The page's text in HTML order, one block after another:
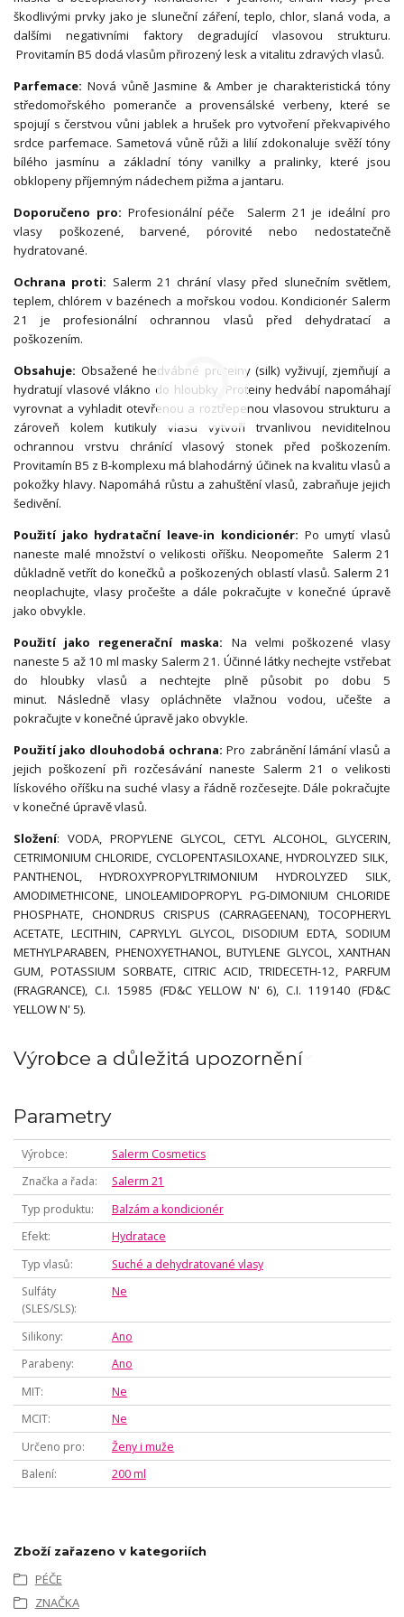
škodlivými prvky jako je sluneční záření, teplo, chlor, slaná voda, a
dalšími negativními faktory degradující vlasovou strukturu.
Provitamín B5 dodá vlasům přirozený lesk a vitalitu zdravých vlasů.
Parfemace: Nová vůně Jasmine & Amber je charakteristická tóny
středomořského pomeranče a provensálské verbeny, které se
spojují s čerstvou vůni jablek a hrušek pro vytvoření překvapivého
srdce parfemace. Sametová vůně růži a lilií zdokonaluje svěží tóny
bílého jasmínu a základní tóny vanilky a pralinky, které jsou
obklopeny příjemným nádechem pižma a jantaru.
Doporučeno pro: Profesionální péče Salerm 21 je ideální pro
vlasy poškozené, barvené, pórovité nebo nedostatečně
hydratované.
Ochrana proti: Salerm 21 chrání vlasy před slunečním světlem,
teplem, chlórem v bazénech a mořskou vodou. Kondicionér Salerm
21 je profesionální ochrannou vlasů před dehydratací a
poškozením.
Obsahuje: Obsažené hedvábné proteiny (silk) vyživují, zjemňují a
hydratují vlasové vlákno do hloubky. Proteiny hedvábí napomáhají
vyrovnat a vyhladit otevřenou a roztřepenou vlasovou strukturu a
zároveň kolem kutikuly vlasu vytvoří trvanlivou neviditelnou
ochrannou vrstvu chránící vlasový stonek před poškozením.
Provitamín B5 z B-komplexu má blahodárný účinek na kvalitu vlasů a
pokožky hlavy. Napomáhá růstu a zahuštění vlasů, zabraňuje jejich
šedivění.
Použití jako hydratační leave-in kondicionér: Po umytí vlasů
naneste malé množství o velikosti oříšku. Neopomeňte Salerm 21
důkladně vetřít do konečků a poškozených oblastí vlasů. Salerm 21
neoplachujte, vlasy pročešte a dále pokračujte v konečné úpravě
jako obvykle.
Použití jako regenerační maska: Na velmi poškozené vlasy
naneste 5 až 10 ml masky Salerm 21. Účinné látky nechejte vstřebat
do hloubky vlasů a nechtejte plně působit po dobu 5
minut. Následně vlasy opláchněte vlažnou vodou, učešte a
pokračujte v konečné úpravě jako obvykle.
Použití jako dlouhodobá ochrana: Pro zabránění lámání vlasů a
jejich poškození při rozčesávání naneste Salerm 21 o velikosti
lískového oříšku na suché vlasy a řádně rozčesejte. Dále pokračujte
v konečné úpravě vlasů.
Složení: VODA, PROPYLENE GLYCOL, CETYL ALCOHOL, GLYCERIN,
CETRIMONIUM CHLORIDE, CYCLOPENTASILOXANE, HYDROLYZED SILK,
PANTHENOL, HYDROXYPROPYLTRIMONIUM HYDROLYZED SILK,
AMODIMETHICONE, LINOLEAMIDOPROPYL PG-DIMONIUM CHLORIDE
PHOSPHATE, CHONDRUS CRISPUS (CARRAGEENAN), TOCOPHERYL
ACETATE, LECITHIN, CAPRYLYL GLYCOL, DISODIUM EDTA, SODIUM
METHYLPARABEN, PHENOXYETHANOL, BUTYLENE GLYCOL, XANTHAN
GUM, POTASSIUM SORBATE, CITRIC ACID, TRIDECETH-12, PARFUM
(FRAGRANCE), C.I. 15985 (FD&C YELLOW N' 6), C.I. 119140 (FD&C
YELLOW N' 5).
Výrobce a důležitá upozornění
Parametry
Výrobce
Salerm Cosmetics
Značka a řada
Salerm 21
Typ produktu
Balzám a kondicionér
Efekt
Hydratace
Typ vlasů
Suché a dehydratované vlasy
Sulfáty
(SLES/SLS)
Ne
Silikony
Ano
Parabeny
Ano
MIT
Ne
MCIT
Ne
Určeno pro
Ženy i muže
Balení
200 ml
Zboží zařazeno v kategoriích
PÉČE
ZNAČKA